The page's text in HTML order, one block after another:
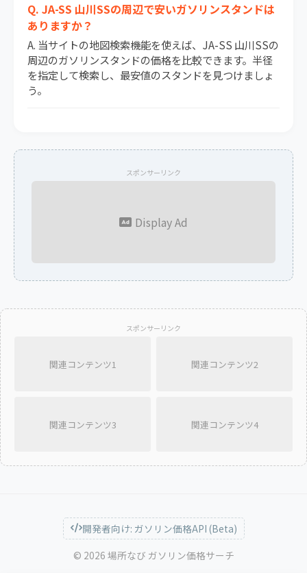
Q. JA-SS 山川SSの周辺で安いガソリンスタンドは
ありますか？
A. 当サイトの地図検索機能を使えば、JA-SS 山川SSの
周辺のガソリンスタンドの価格を比較できます。半径
を指定して検索し、最安値のスタンドを見つけましょ
う。
スポンサーリンク
Display Ad
スポンサーリンク
関連コンテンツ1 関連コンテンツ2
関連コンテンツ3 関連コンテンツ4
開発者向け: ガソリン価格API (Beta)
© 2026 場所なび ガソリン価格サーチ